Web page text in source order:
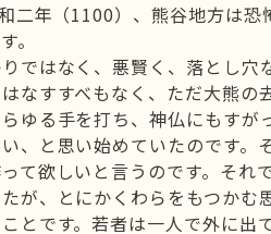
二年（1100）、熊谷地方は
。
ではなく、悪賢く、落とし
なすすべもなく、ただ大熊の
ゆる手を打ち、神仏にもす
、と思い始めていたのです。
て欲しいと言うのです。そ
が、とにかくわらをもつかむ
とです。若者は一人で外に